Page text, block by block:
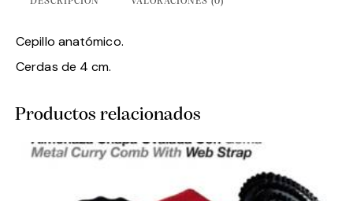
Cepillo anatómico.
Cerdas de 4 cm.
Productos relacionados